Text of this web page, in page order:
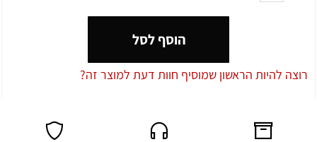
הוסף לסל
רוצה להיות הראשון שמוסיף חוות דעת למוצר זה?